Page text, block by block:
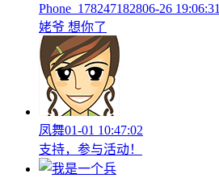
Phone_178247182806-26 19:06:31
姥爷 想你了
凤舞01-01 10:47:02
支持，参与活动！